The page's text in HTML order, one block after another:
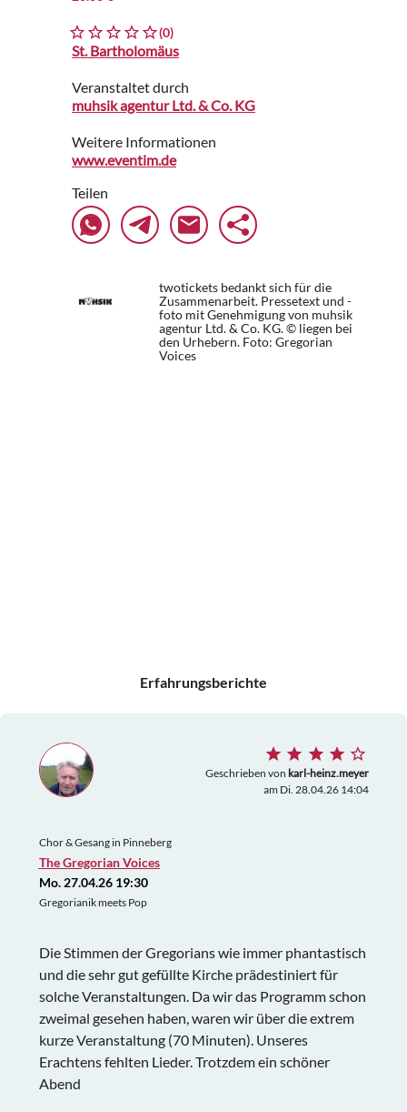
(0)
St. Bartholomäus
Veranstaltet durch
muhsik agentur Ltd. & Co. KG
Weitere Informationen
www.eventim.de
Teilen
twotickets bedankt sich für die
Zusammenarbeit. Pressetext und -
foto mit Genehmigung von muhsik
agentur Ltd. & Co. KG. © liegen bei
den Urhebern. Foto: Gregorian
Voices
Erfahrungsberichte
Geschrieben von karl-heinz.meyer
am Di. 28.04.26 14:04
Chor & Gesang in Pinneberg
The Gregorian Voices
Mo. 27.04.26 19:30
Gregorianik meets Pop
Die Stimmen der Gregorians wie immer phantastisch
und die sehr gut gefüllte Kirche prädestiniert für
solche Veranstaltungen. Da wir das Programm schon
zweimal gesehen haben, waren wir über die extrem
kurze Veranstaltung (70 Minuten). Unseres
Erachtens fehlten Lieder. Trotzdem ein schöner
Abend